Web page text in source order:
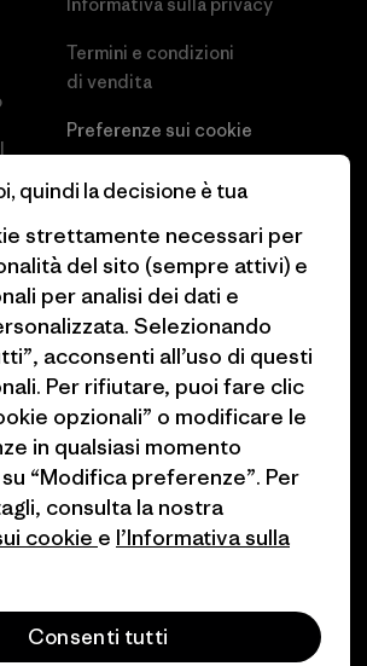
Termini e condizioni
di vendita
Preferenze sui cookie
Lavora con noi
Stampa e media
Industry program
Programma di affiliazione
Patagonia Italia Mappa del sito
All Rights Reserved.
quindi la decisione è tua
strettamente necessari per
del sito (sempre attivi) e
per analisi dei dati e
Selezionando
acconsenti all’uso di questi
Per rifiutare, puoi fare clic
opzionali” o modificare le
in qualsiasi momento
“Modifica preferenze”. Per
consulta la nostra
cookie e l’Informativa sulla
Consenti tutti